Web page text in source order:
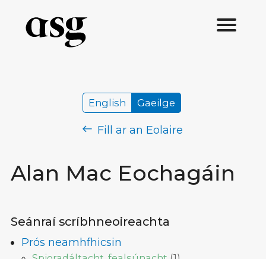
Alan Mac Eochagáin
English Gaeilge
Fill ar an Eolaire
Seánraí scríbhneoireachta
Prós neamhfhicsin